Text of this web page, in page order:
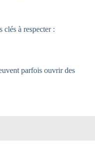
à respecter :
parfois ouvrir des